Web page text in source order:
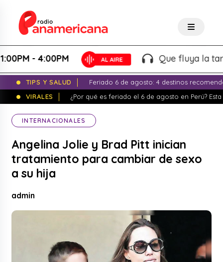
- 4:00PM Que fluya la tarde! -
TIPS Y SALUD
Feriado 6 de agosto: 4 destinos
VIRALES
¿Por qué es feriado el 6 de agosto en Perú?
INTERNACIONALES
Angelina Jolie y Brad Pitt inician
tratamiento para cambiar de sexo
a su hija
admin